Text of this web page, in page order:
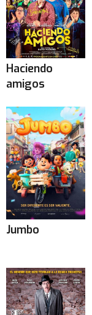
Haciendo
amigos
Jumbo